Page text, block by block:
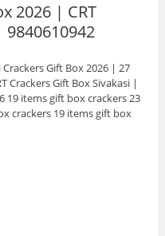
2026 | CRT
Crackers Gift Box 2026 | 27
Crackers Gift Box Sivakasi |
19 items gift box crackers 23
crackers 19 items gift box